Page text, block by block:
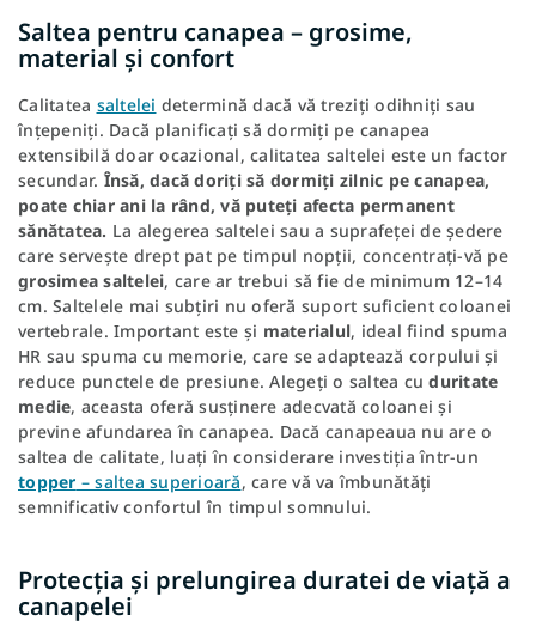
Saltea pentru canapea – grosime,
material și confort
Calitatea saltelei determină dacă vă treziți odihniți sau
înțepeniți. Dacă planificați să dormiți pe canapea
extensibilă doar ocazional, calitatea saltelei este un factor
secundar. Însă, dacă doriți să dormiți zilnic pe canapea,
poate chiar ani la rând, vă puteți afecta permanent
sănătatea. La alegerea saltelei sau a suprafeței de ședere
care servește drept pat pe timpul nopții, concentrați-vă pe
grosimea saltelei, care ar trebui să fie de minimum 12–14
cm. Saltelele mai subțiri nu oferă suport suficient coloanei
vertebrale. Important este și materialul, ideal fiind spuma
HR sau spuma cu memorie, care se adaptează corpului și
reduce punctele de presiune. Alegeți o saltea cuduritate
medie, aceasta oferă susținere adecvată coloanei și
previne afundarea în canapea. Dacă canapeaua nu are o
saltea de calitate, luați în considerare investiția într-un
topper – saltea superioară, care vă va îmbunătăți
semnificativ confortul în timpul somnului.
Protecția și prelungirea duratei de viață a
canapelei